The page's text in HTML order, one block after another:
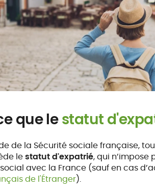
que lestatut
de la Sécurité sociale française,
lestatut d'expatrié, qui
avec la France (sauf en cas
de l'Étranger).